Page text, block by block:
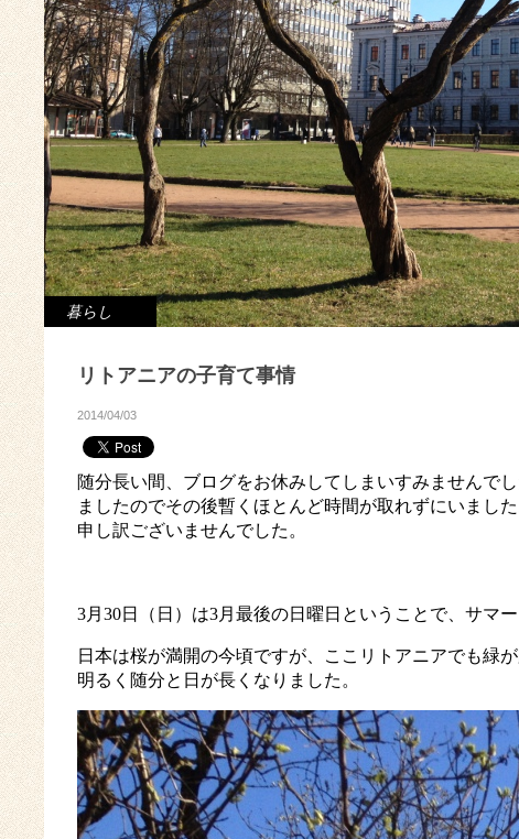
暮らし
リトアニアの子育て事情
2014/04/03
随分長い間、ブログをお休みしてしまいすみませんでし
ましたのでその後暫くほとんど時間が取れずにいまし
申し訳ございませんでした。
3月30日（日）は3月最後の日曜日ということで、サマ
日本は桜が満開の今頃ですが、ここリトアニアでも緑
明るく随分と日が長くなりました。